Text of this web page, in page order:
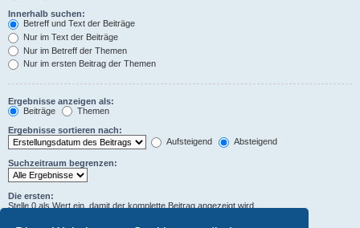
Innerhalb suchen:
Betreff und Text der Beiträge
Nur im Text der Beiträge
Nur im Betreff der Themen
Nur im ersten Beitrag der Themen
Ergebnisse anzeigen als:
Beiträge
Themen
Ergebnisse sortieren nach:
Aufsteigend
Absteigend
Suchzeitraum begrenzen:
Die ersten:
Stelle 0 als Wert ein, damit der komplette Beitrag angezeigt wird.